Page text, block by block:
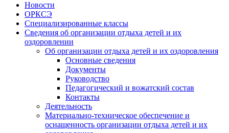
Новости
ОРКСЭ
Специализированные классы
Сведения об организации отдыха детей и их
оздоровлении
Об организации отдыха детей и их оздоровления
Основные сведения
Документы
Руководство
Педагогический и вожатский состав
Контакты
Деятельность
Материально-техническое обеспечение и
оснащенность организации отдыха детей и их